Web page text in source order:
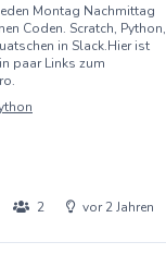
Montag Nachmittag
Coden. Scratch, Python,
in Slack.Hier ist
paar Links zum
2 vor 2 Jahren